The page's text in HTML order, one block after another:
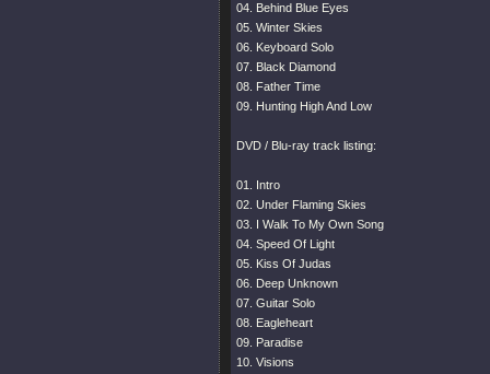
04. Behind Blue Eyes
05. Winter Skies
06. Keyboard Solo
07. Black Diamond
08. Father Time
09. Hunting High And Low
DVD / Blu-ray track listing:
01. Intro
02. Under Flaming Skies
03. I Walk To My Own Song
04. Speed Of Light
05. Kiss Of Judas
06. Deep Unknown
07. Guitar Solo
08. Eagleheart
09. Paradise
10. Visions